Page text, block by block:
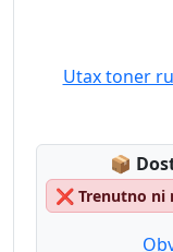
Utax toner
📦
❌ Trenutno ni